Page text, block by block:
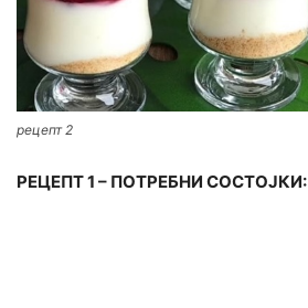
рецепт 2
РЕЦЕПТ 1 – ПОТРЕБНИ СОСТОЈКИ: